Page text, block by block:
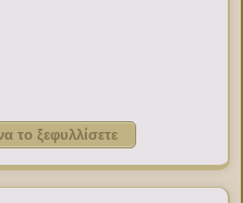
το ξεφυλλίσετε